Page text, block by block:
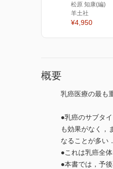
松原 知康(編)
羊土社
¥4,950
概要
乳癌医療の最も
●乳癌のサブタ
も効果がなく，
なることが多い．
●これは乳癌全
●本書では，予